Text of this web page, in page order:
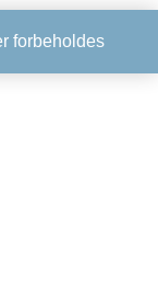
forbeholdes